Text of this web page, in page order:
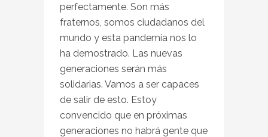
perfectamente. Son más
fraternos, somos ciudadanos del
mundo y esta pandemia nos lo
ha demostrado. Las nuevas
generaciones serán más
solidarias. Vamos a ser capaces
de salir de esto. Estoy
convencido que en próximas
generaciones no habrá gente que